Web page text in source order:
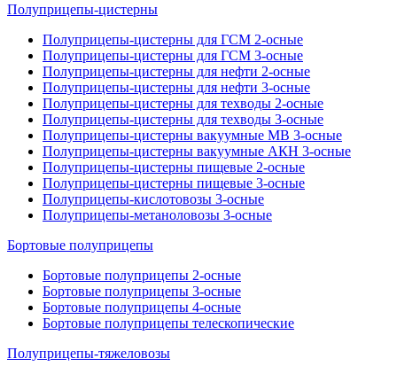
Полуприцепы-цистерны
Полуприцепы-цистерны для ГСМ 2-осные
Полуприцепы-цистерны для ГСМ 3-осные
Полуприцепы-цистерны для нефти 2-осные
Полуприцепы-цистерны для нефти 3-осные
Полуприцепы-цистерны для техводы 2-осные
Полуприцепы-цистерны для техводы 3-осные
Полуприцепы-цистерны вакуумные МВ 3-осные
Полуприцепы-цистерны вакуумные АКН 3-осные
Полуприцепы-цистерны пищевые 2-осные
Полуприцепы-цистерны пищевые 3-осные
Полуприцепы-кислотовозы 3-осные
Полуприцепы-метаноловозы 3-осные
Бортовые полуприцепы
Бортовые полуприцепы 2-осные
Бортовые полуприцепы 3-осные
Бортовые полуприцепы 4-осные
Бортовые полуприцепы телескопические
Полуприцепы-тяжеловозы